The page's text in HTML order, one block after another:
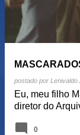
postado por Lenivaldo
Eu, meu filho
diretor do
0